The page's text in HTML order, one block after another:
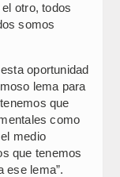
otro, todos
somos
oportunidad
lema para
que
como
medio
que tenemos
ese lema”.